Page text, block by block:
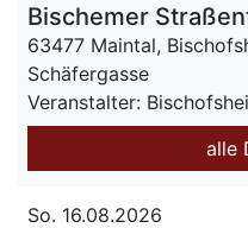
Bischemer
63477 Maintal,
Schäfergasse
Veranstalter:
alle
So. 16.08.2026